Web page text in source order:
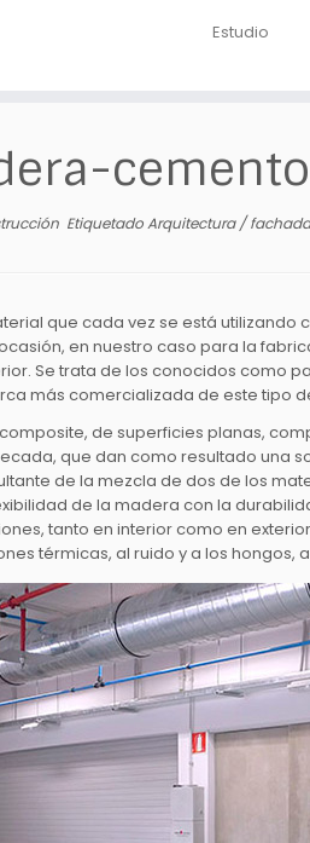
Estudio
EtiquetadoArquitectura/
que cada vez se está utilizando
en nuestro caso para la
Se trata de los conocidos como
más comercializada de este tipo
de superficies planas,
que dan como resultado una
de la mezcla de dos de los
de la madera con la
tanto en interior como en
térmicas, al ruido y a los